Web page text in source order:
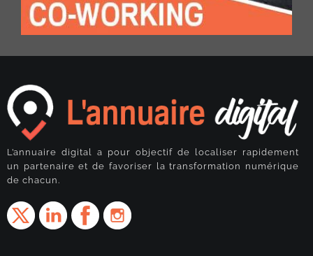
L’annuaire digital a pour objectif de localiser rapidement
un partenaire et de favoriser la transformation numérique
de chacun.